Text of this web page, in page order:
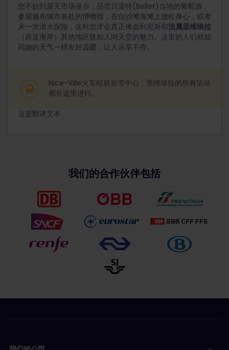
您不妨到露天市场漫步，品尝贝雷特(Bellet)当地的葡萄酒，
参观遍布城市各处的博物馆，在白沙滩海滩上放松身心，或者
来一次潜水探险，这时您才会真正体会到尼斯和法属里维埃拉
（蔚蓝海岸）其他地区犹如人间天堂的魅力。这里的人们就如
同她的天气一样友好温暖，让人乐享不停。
Nice-Ville火车站就在市中心，里维埃拉的所有活动
都在这里进行。
这是翻译文本
我们的合作伙伴包括